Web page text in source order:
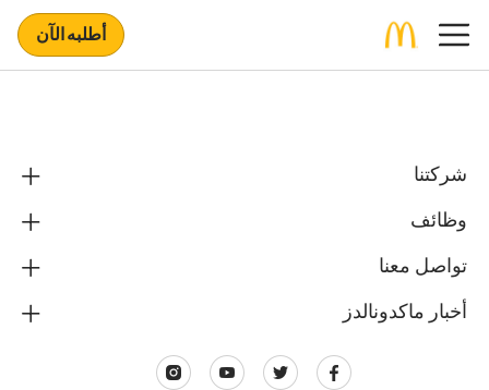
أطلبه الآن
شركتنا
وظائف
تواصل معنا
أخبار ماكدونالدز